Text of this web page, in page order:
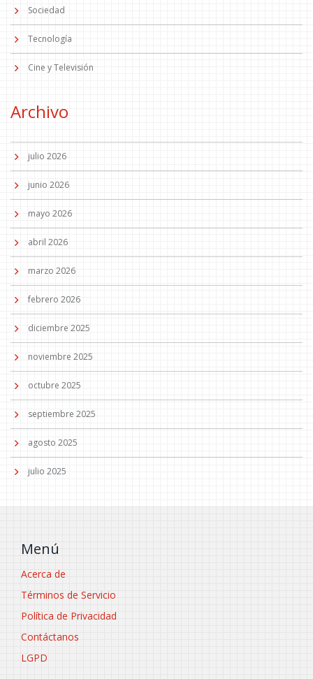
Sociedad
Tecnología
Cine y Televisión
Archivo
julio 2026
junio 2026
mayo 2026
abril 2026
marzo 2026
febrero 2026
diciembre 2025
noviembre 2025
octubre 2025
septiembre 2025
agosto 2025
julio 2025
Menú
Acerca de
Términos de Servicio
Política de Privacidad
Contáctanos
LGPD